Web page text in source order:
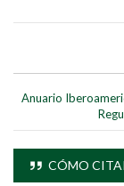
Anuario
CÓMO